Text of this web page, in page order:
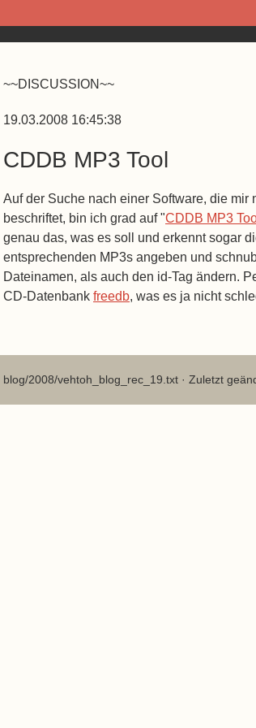
~~DISCUSSION~~
19.03.2008 16:45:38
CDDB MP3 Tool
Auf der Suche nach einer Software, die
beschriftet, bin ich grad auf "CDDB MP3
genau das, was es soll und erkennt sogar
entsprechenden MP3s angeben und
Dateinamen, als auch den id-Tag ändern.
CD-Datenbank freedb, was es ja nicht
blog/2008/vehtoh_blog_rec_19.txt · Zuletzt